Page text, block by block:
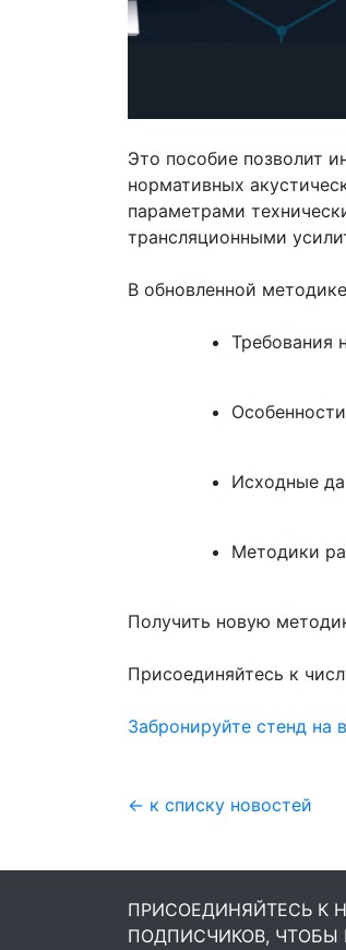
Это пособие позволит
нормативных
параметрами
трансляционными
В обновленной
Требования
Исходные
Методики
Получить новую
Присоединяйтесь к
Забронируйте стенд на
← к списку новостей
ПРИСОЕДИНЯЙТЕСЬ К
ПОДПИСЧИКОВ, ЧТОБЫ